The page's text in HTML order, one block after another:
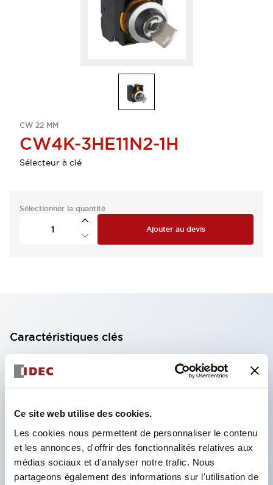
Ce site web utilise des cookies.
Les cookies nous permettent de personnaliser le contenu
et les annonces, d'offrir des fonctionnalités relatives aux
médias sociaux et d'analyser notre trafic. Nous
partageons également des informations sur l'utilisation de
CW 22 MM
CW4K-3HE11N2-1H
Sélecteur à clé
Sélectionner la quantité
Ajouter au devis
Caractéristiques clés
Bloc de contact à 2 étages avec 2 contacts,
permettant une configuration à 4 contacts
contact à 11 étages), 59,9 mm (*bloc de contact à
22 étages). Conception peu encombrante
possible.